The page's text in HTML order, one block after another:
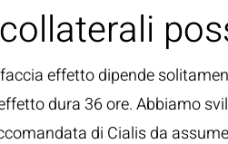
effetto dipende
dura 36 ore. Abbiamo
di Cialis da